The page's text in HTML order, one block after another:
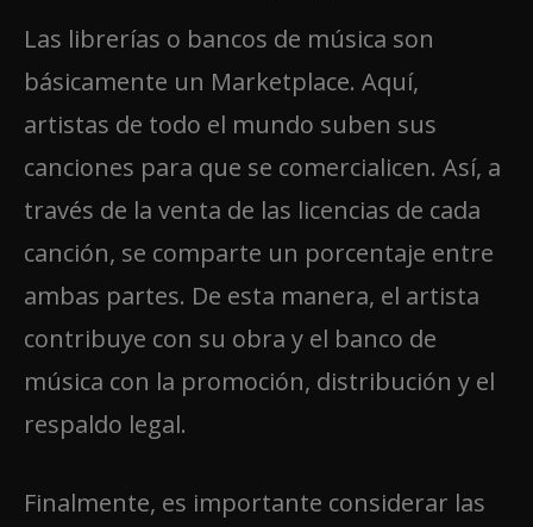
Las librerías o bancos de música son
básicamente un Marketplace. Aquí,
artistas de todo el mundo suben sus
canciones para que se comercialicen. Así, a
través de la venta de las licencias de cada
canción, se comparte un porcentaje entre
ambas partes. De esta manera, el artista
contribuye con su obra y el banco de
música con la promoción, distribución y el
respaldo legal.
Finalmente, es importante considerar las